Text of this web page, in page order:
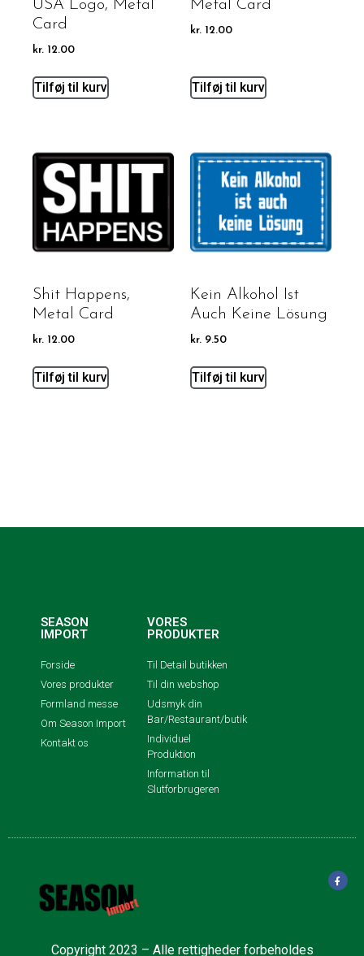
USA Logo, Metal
Card
kr. 12.00
Tilføj til kurv
Metal Card
kr. 12.00
Tilføj til kurv
Shit Happens,
Metal Card
kr. 12.00
Tilføj til kurv
Kein Alkohol Ist
Auch Keine Lösung
kr. 9.50
Tilføj til kurv
SEASON
IMPORT
Forside
Vores produkter
Formland messe
Om Season Import
Kontakt os
VORES
PRODUKTER
Til Detail butikken
Til din webshop
Udsmyk din
Bar/Restaurant/butik
Individuel
Produktion
Information til
Slutforbrugeren
Copyright 2023 – Alle rettigheder forbeholdes